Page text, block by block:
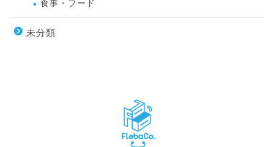
食事・フード
未分類